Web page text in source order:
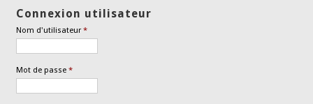
Connexion utilisateur
Nom d'utilisateur*
Mot de passe*